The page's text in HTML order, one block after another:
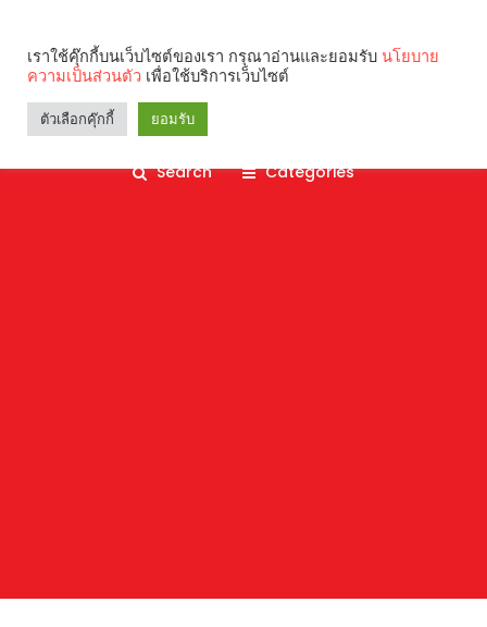
Search Categories
เราใช้คุ๊กกี้บนเว็บไซต์ของเรา กรุณาอ่านและยอมรับ นโยบาย
ความเป็นส่วนตัว เพื่อใช้บริการเว็บไซต์
ตัวเลือกคุ๊กกี้ ยอมรับ